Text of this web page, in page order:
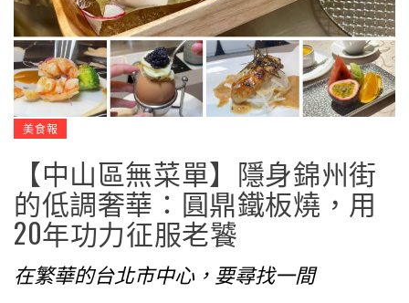
美食報
【中山區無菜單】隱身錦州街
的低調奢華：圓鼎鐵板燒，用
20年功力征服老饕
在繁華的台北市中心，要尋找一間